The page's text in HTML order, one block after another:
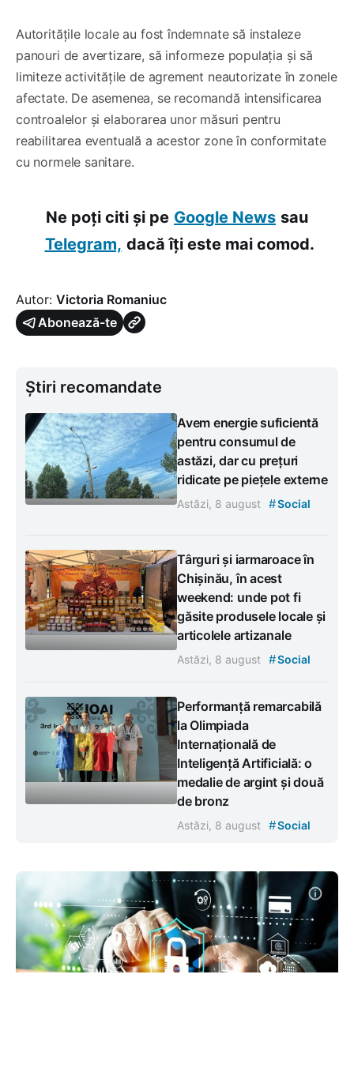
Autoritățile locale au fost îndemnate să instaleze
panouri de avertizare, să informeze populația și să
limiteze activitățile de agrement neautorizate în zonele
afectate. De asemenea, se recomandă intensificarea
controalelor și elaborarea unor măsuri pentru
reabilitarea eventuală a acestor zone în conformitate
cu normele sanitare.
Ne poți citi și pe Google News sau
Telegram, dacă îți este mai comod.
Autor: Victoria Romaniuc
Abonează-te
Știri recomandate
Avem energie suficientă
pentru consumul de
astăzi, dar cu prețuri
ridicate pe piețele externe
Astăzi, 8 august #Social
Târguri și iarmaroace în
Chișinău, în acest
weekend: unde pot fi
găsite produsele locale și
articolele artizanale
Astăzi, 8 august #Social
Performanță remarcabilă
la Olimpiada
Internațională de
Inteligență Artificială: o
medalie de argint și două
de bronz
Astăzi, 8 august #Social